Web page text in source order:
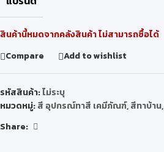
สินค้านี้หมดจากคลังสินค้า ไม่สามารถซื้อได้
Compare
Add to wishlist
รหัสสินค้า:ไม่ระบุ
หมวดหมู่:สี อุปกรณ์ทาสี เคมีภัณฑ์,สีทาบ้าน,
Share: